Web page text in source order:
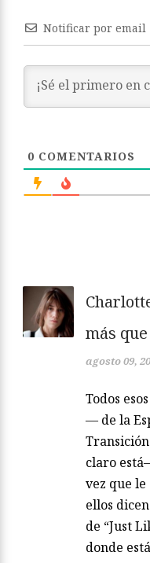
Notificar por email
0 COMENTARIOS
más
agosto 09,
Todos
— de la
claro
vez que
ellos
de “Just
donde